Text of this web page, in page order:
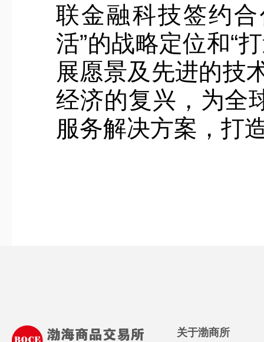
联金融科技签约
活”的战略定位和“
展愿景及先进的技
经济的复兴，为全
服务解决方案，打
关于渤商所